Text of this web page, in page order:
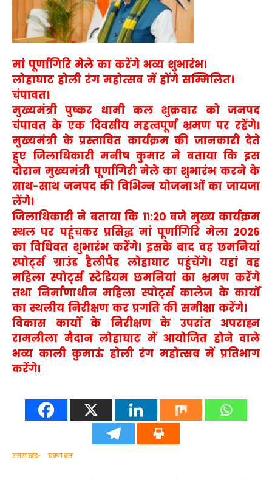
मां पूर्णागिरि मेले का करेंगे भव्य शुभारंभ।
लोहाघाट होली रंग महोत्सव में होंगे सम्मिलित।
चंपावत।
मुख्यमंत्री पुष्कर धामी कल शुक्रवार को जनपद
चंपावत के एक दिवसीय महत्वपूर्ण भ्रमण पर रहेंगे।
मुख्यमंत्री के प्रस्तावित कार्यक्रम की जानकारी देते
हुए जिलाधिकारी मनीष कुमार ने बताया कि इस
दौरान मुख्यमंत्री पूर्णागिरी मेले का शुभारंभ करने के
साथ-साथ जनपद की विभिन्न योजनाओं का जायजा
लेंगे।
जिलाधिकारी ने बताया कि 11:20 बजे मुख्य कार्यक्रम
स्थल पर पहूंचकर प्रसिद्ध मां पूर्णागिरि मेला 2026
का विधिवत शुभारंभ करेंगे। इसके बाद वह छमनियां
स्पोर्ट्स ग्राउंड हैलीपैड लोहाघाट पहुंचेंगे। यहां वह
महिला स्पोर्ट्स स्टेडियम छमनियां का भ्रमण करेंगे
तथा निर्माणाधीन महिला स्पोर्ट्स कालेज के कार्यों
का स्थलीय निरीक्षण कर प्रगति की समीक्षा करेंगे।
विकास कार्यों के निरीक्षण के उपरांत अपराह्न
रामलीला मैदान लोहाघाट में आयोजित होने वाले
भव्य काली कुमाऊं होली रंग महोत्सव में प्रतिभाग
करेंगे।
उत्तराखंड चम्पावत